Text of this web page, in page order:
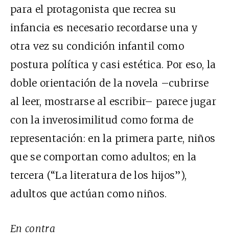
para el protagonista que recrea su
infancia es necesario recordarse una y
otra vez su condición infantil como
postura política y casi estética. Por eso, la
doble orientación de la novela –cubrirse
al leer, mostrarse al escribir– parece jugar
con la inverosimilitud como forma de
representación: en la primera parte, niños
que se comportan como adultos; en la
tercera (“La literatura de los hijos”),
adultos que actúan como niños.
En contra